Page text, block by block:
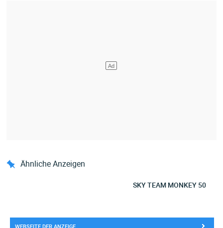
Ähnliche Anzeigen
SKY TEAM MONKEY 50
WEBSEITE DER ANZEIGE